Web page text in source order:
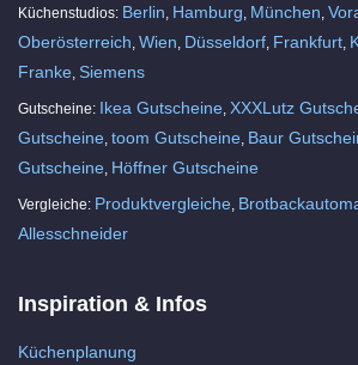
Küchenstudios: Berlin Hamburg München
Oberösterreich Wien Düsseldorf Frankfurt
Franke Siemens
Gutscheine: Ikea Gutscheine XXXLutz
Gutscheine toom Gutscheine Baur
Gutscheine Höffner Gutscheine
Vergleiche: Produktvergleiche
Allesschneider
Inspiration & Infos
Küchenplanung